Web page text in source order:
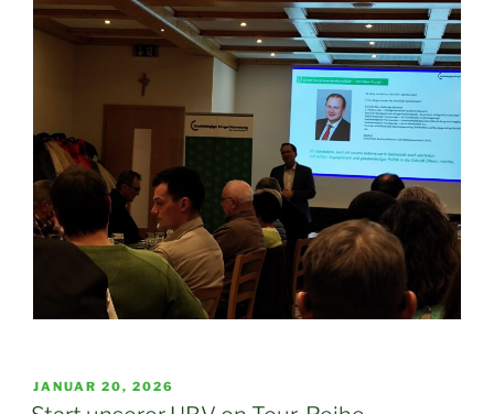
VERÖFFENTLICHT
AM
JANUAR 20, 2026